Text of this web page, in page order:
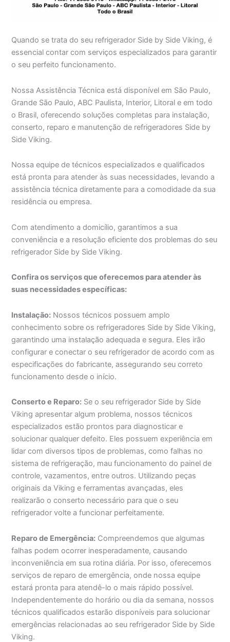
Quando se trata do seu refrigerador Side by Side Viking, é
essencial contar com serviços especializados para garantir
o seu perfeito funcionamento.
Nossa Assistência Técnica está disponível em São Paulo,
Grande São Paulo, ABC Paulista, Interior, Litoral e em todo
o Brasil, oferecendo soluções completas para instalação,
conserto, reparo e manutenção de refrigeradores Side by
Side Viking.
Nossa equipe de técnicos especializados e qualificados
está pronta para atender às suas necessidades, levando a
assistência técnica diretamente para a comodidade da sua
residência ou empresa.
Com atendimento a domicílio, garantimos a sua
conveniência e a resolução eficiente dos problemas do seu
refrigerador Side by Side Viking.
Confira os serviços que oferecemos para atender às
suas necessidades específicas:
Instalação: Nossos técnicos possuem amplo
conhecimento sobre os refrigeradores Side by Side Viking,
garantindo uma instalação adequada e segura. Eles irão
configurar e conectar o seu refrigerador de acordo com as
especificações do fabricante, assegurando seu correto
funcionamento desde o início.
Conserto e Reparo: Se o seu refrigerador Side by Side
Viking apresentar algum problema, nossos técnicos
especializados estão prontos para diagnosticar e
solucionar qualquer defeito. Eles possuem experiência em
lidar com diversos tipos de problemas, como falhas no
sistema de refrigeração, mau funcionamento do painel de
controle, vazamentos, entre outros. Utilizando peças
originais da Viking e ferramentas avançadas, eles
realizarão o conserto necessário para que o seu
refrigerador volte a funcionar perfeitamente.
Reparo de Emergência: Compreendemos que algumas
falhas podem ocorrer inesperadamente, causando
inconveniência em sua rotina diária. Por isso, oferecemos
serviços de reparo de emergência, onde nossa equipe
estará pronta para atendê-lo o mais rápido possível.
Independentemente do horário ou dia da semana, nossos
técnicos qualificados estarão disponíveis para solucionar
emergências relacionadas ao seu refrigerador Side by Side
Viking.